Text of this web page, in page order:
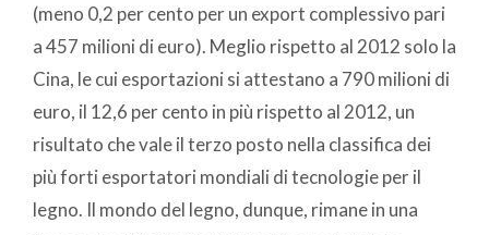
(meno 0,2 per cento per un export complessivo pari
a 457 milioni di euro). Meglio rispetto al 2012 solo la
Cina, le cui esportazioni si attestano a 790 milioni di
euro, il 12,6 per cento in più rispetto al 2012, un
risultato che vale il terzo posto nella classifica dei
più forti esportatori mondiali di tecnologie per il
legno. Il mondo del legno, dunque, rimane in una